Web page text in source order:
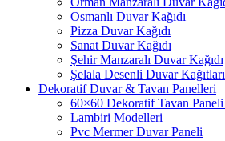
Osmanlı Duvar Kağıdı
Pizza Duvar Kağıdı
Sanat Duvar Kağıdı
Şehir Manzaralı Duvar Kağıdı
Şelala Desenli Duvar Kağıtları
Dekoratif Duvar & Tavan Panelleri
60×60 Dekoratif Tavan
Lambiri Modelleri
Pvc Mermer Duvar Paneli